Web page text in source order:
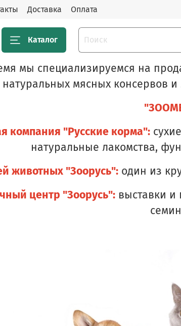
Доставка Оплата
Каталог
мы специализируемся на
натуральных мясных консервов
компания "Русские корма":
натуральные лакомства,
животных "Зоорусь":один из
центр "Зоорусь":выставки и